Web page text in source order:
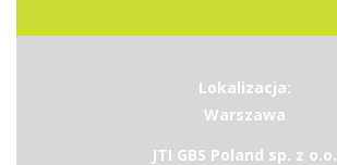
Lokalizacja:
Warszawa
JTI GBS Poland sp. z o.o.